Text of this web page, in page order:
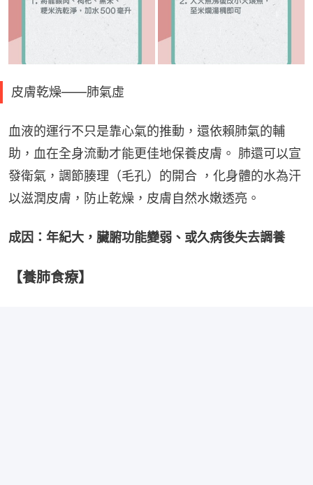
皮膚乾燥——肺氣虛
血液的運行不只是靠心氣的推動，還依賴肺氣的輔
助，血在全身流動才能更佳地保養皮膚。 肺還可以宣
發衛氣，調節腠理（毛孔）的開合 ，化身體的水為汗
以滋潤皮膚，防止乾燥，皮膚自然水嫩透亮。
成因：年紀大，臟腑功能變弱、或久病後失去調養
【養肺食療】